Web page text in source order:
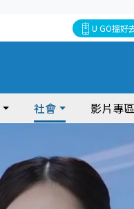
U GO搵好
社會 影片專區